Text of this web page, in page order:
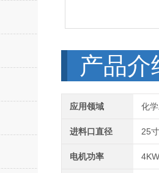
产品介
应用领域 化
进料口直径 25
电机功率